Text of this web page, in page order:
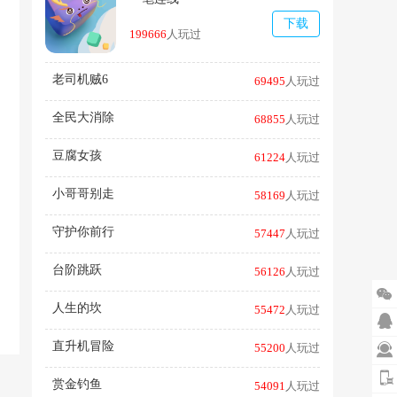
199666 人玩过
下载
老司机贼6 69495 人玩过
全民大消除 68855 人玩过
豆腐女孩 61224人玩过
小哥哥别走 58169 人玩过
守护你前行 57447 人玩过
台阶跳跃 56126 人玩过
人生的坎 55472 人玩过
直升机冒险 55200 人玩过
赏金钓鱼 54091 人玩过



